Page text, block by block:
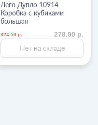
Лего Дупло 10914
Коробка с кубиками
большая
324.50 р. 278.90 р.
Нет на складе